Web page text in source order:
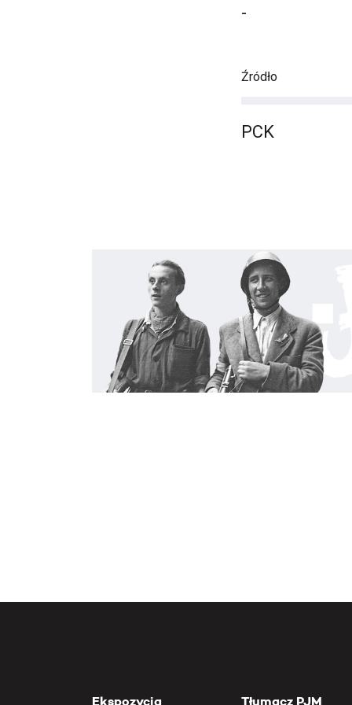
-
Źródło
PCK
Ekspozycja Tłumacz PJM